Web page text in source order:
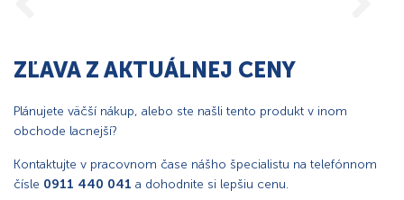
ZĽAVA Z AKTUÁLNEJ CENY
Plánujete väčší nákup, alebo ste našli tento produkt v inom
obchode lacnejší?
Kontaktujte v pracovnom čase nášho špecialistu na telefónnom
čísle 0911 440 041 a dohodnite si lepšiu cenu.